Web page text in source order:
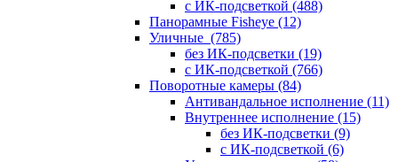
с ИК-подсветкой (488)
Панорамные Fisheye (12)
Уличные (785)
без ИК-подсветки (19)
с ИК-подсветкой (766)
Поворотные камеры (84)
Антивандальное исполнение (11)
Внутреннее исполнение (15)
без ИК-подсветки (9)
с ИК-подсветкой (6)